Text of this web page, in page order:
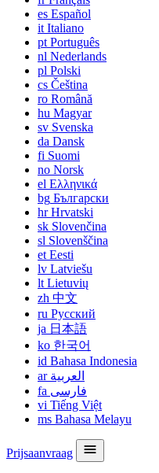
es Español
it Italiano
pt Português
nl Nederlands
pl Polski
cs Čeština
ro Română
hu Magyar
sv Svenska
da Dansk
fi Suomi
no Norsk
el Ελληνικά
bg Български
hrHrvatski
sk Slovenčina
sl Slovenščina
et Eesti
lv Latviešu
lt Lietuvių
zh 中文
ru Русский
ja 日本語
ko 한국어
id Bahasa Indonesia
ar العربية
fa فارسی
vi Tiếng Việt
ms Bahasa Melayu
Prijsaanvraag